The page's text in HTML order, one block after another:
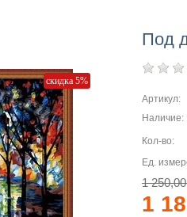
скидка 5%
Под
Артикул:
Наличие:
Кол-во:
Ед.
1
1